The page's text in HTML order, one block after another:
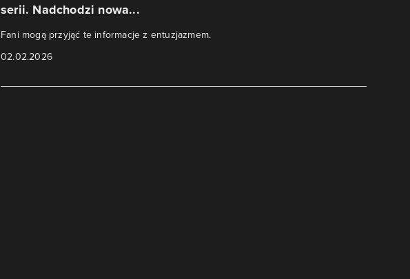
serii. Nadchodzi nowa...
Fani mogą przyjąć te informacje z entuzjazmem.
02.02.2026